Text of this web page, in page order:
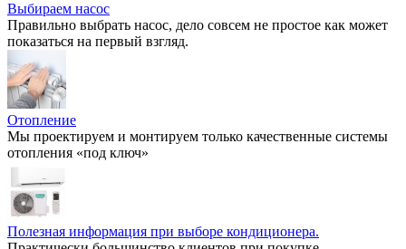
Выбираем насос
Правильно выбрать насос, дело совсем не простое как может
показаться на первый взгляд.
Отопление
Мы проектируем и монтируем только качественные системы
отопления «под ключ»
Полезная информация при выборе кондиционера.